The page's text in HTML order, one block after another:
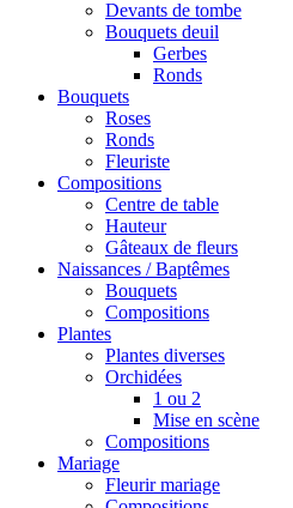
Devants de tombe
Bouquets deuil
Gerbes
Ronds
Bouquets
Roses
Ronds
Fleuriste
Compositions
Centre de table
Hauteur
Gâteaux de fleurs
Naissances / Baptêmes
Bouquets
Compositions
Plantes
Plantes diverses
Orchidées
1 ou 2
Mise en scène
Compositions
Mariage
Fleurir mariage